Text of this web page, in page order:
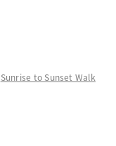
Sunrise to Sunset Walk